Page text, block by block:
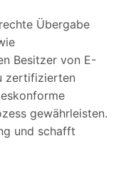
Übergabe
Besitzer von E-
zertifizierten
gewährleisten.
und schafft